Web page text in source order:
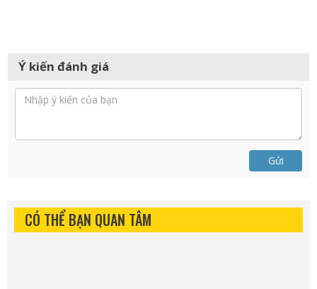
Ý kiến đánh giá
Gửi
CÓ THỂ BẠN QUAN TÂM